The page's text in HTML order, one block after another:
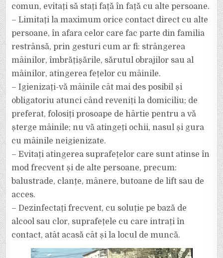
comun, evitați să stați față în față cu alte persoane.
– Limitați la maximum orice contact direct cu alte
persoane, în afara celor care fac parte din familia
restrânsă, prin gesturi cum ar fi: strângerea
mâinilor, îmbrățișările, sărutul obrajilor sau al
mâinilor, atingerea fețelor cu mâinile.
– Igienizați-vă mâinile cât mai des posibil și
obligatoriu atunci când reveniți la domiciliu; de
preferat, folosiți prosoape de hârtie pentru a vă
șterge mâinile; nu vă atingeți ochii, nasul și gura
cu mâinile neigienizate.
– Evitați atingerea suprafețelor care sunt atinse în
mod frecvent și de alte persoane, precum:
balustrade, clanțe, mânere, butoane de lift sau de
acces.
– Dezinfectați frecvent, cu soluție pe bază de
alcool sau clor, suprafețele cu care intrați în
contact, atât acasă cât și la locul de muncă.